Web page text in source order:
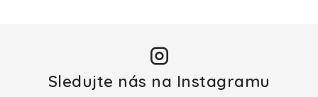
Sledujte nás na Instagramu